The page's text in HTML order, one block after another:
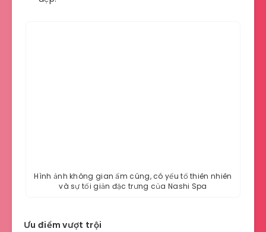
Hình ảnh không gian ấm cúng, có yếu tố thiên nhiên
và sự tối giản đặc trưng của Nashi Spa
Ưu điểm vượt trội